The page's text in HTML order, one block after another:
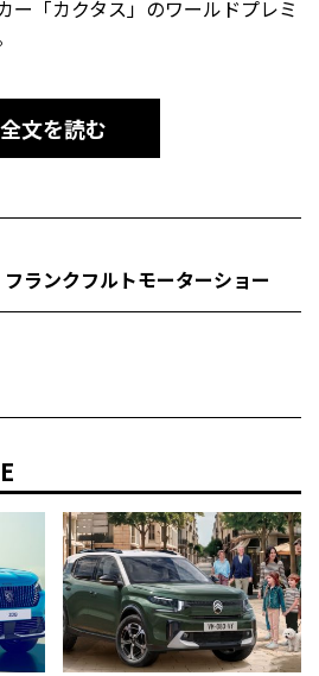
ー「カクタス」のワールドプレミ
全文を読む
フランクフルトモーターショー